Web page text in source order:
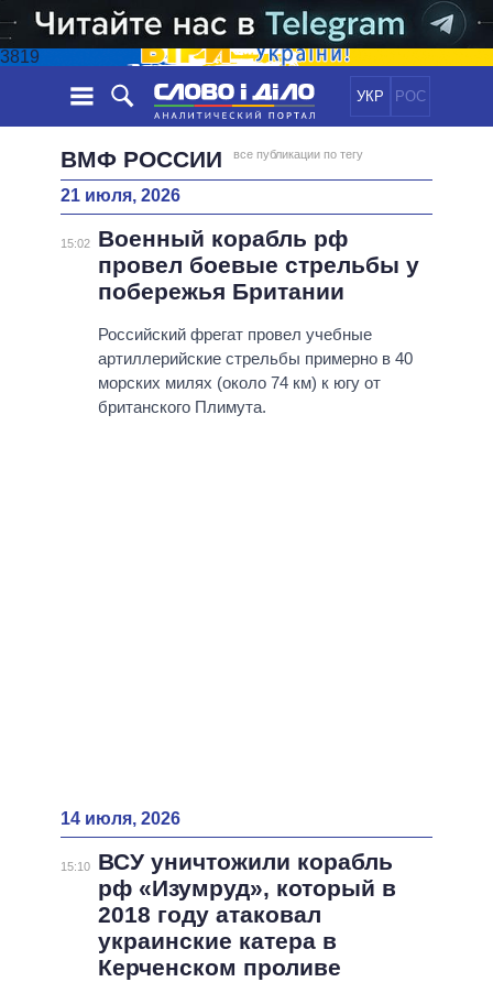
3819
УКР РОС
НОВОСТИ
ЛЕНТА
СОБЫТИЯ
СТАТЬИ
МНЕНИЯ
ОБЗОРЫ
ДАЙДЖЕСТЫ
ЭКОНОМИКА
ОБЩЕСТВО
МИР
ПОЛИТИКИ
ВСЕ ПОЛИТИКИ
ПРЕЗИДЕНТ И ОФИС
ВЕРХОВНАЯ РАДА
КАБИНЕТ МИНИСТРОВ
ИНФОГРАФИКА
ВИДЕО
ПОДДЕРЖАТЬ
ВМФ РОССИИ все публикации по тегу
21 июля, 2026
15:02
Военный корабль рф
провел боевые стрельбы у
побережья Британии
Российский фрегат провел учебные
артиллерийские стрельбы примерно в 40
морских милях (около 74 км) к югу от
британского Плимута.
14 июля, 2026
15:10
ВСУ уничтожили корабль
рф «Изумруд», который в
2018 году атаковал
украинские катера в
Керченском проливе